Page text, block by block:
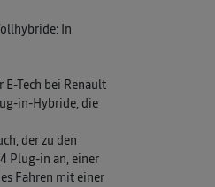
In
Tech bei Renault
in-Hybride, die
der zu den
Plug-in an, einer
Fahren mit einer